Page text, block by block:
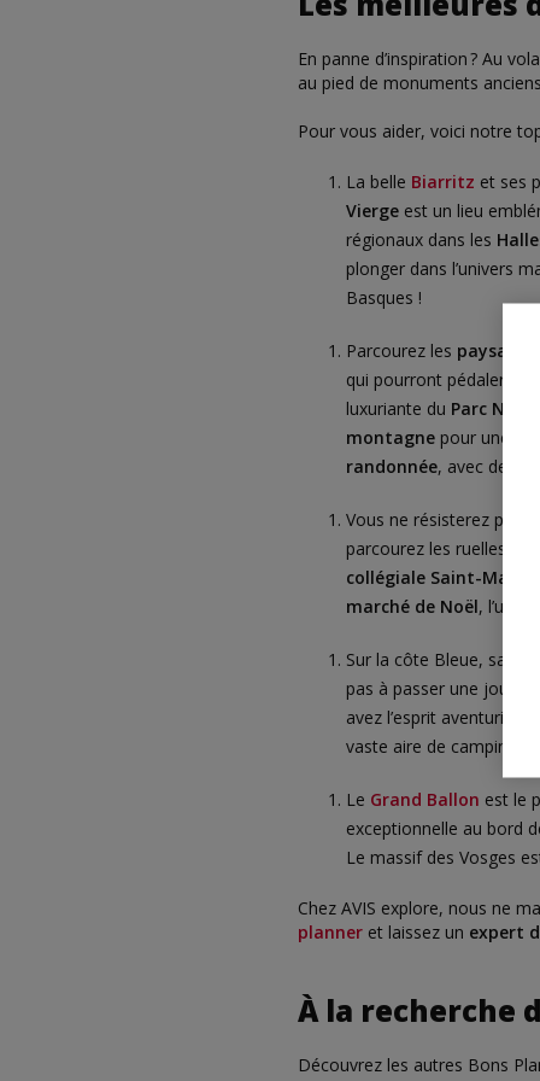
En panne d’inspiration ? Au
au pied de monuments
Pour vous aider, voici notre
La belle Biarritz et ses
Vierge est un lieu
régionaux dans les
plonger dans l’univers
Basques !
Parcourez les
qui pourront pédaler
luxuriante du Parc
montagne pour une
randonnée, avec de
Vous ne résisterez pas au
parcourez les ruelles du
collégiale Saint-Martin
marché de Noël, l’un
Sur la côte Bleue,
pas à passer une
avez l’esprit aventurier
vaste aire de camping-
Le Grand Ballon est le
exceptionnelle au bord
Le massif des Vosges
Chez AVIS explore, nous ne
planner et laissez un expert
À la recherche
Découvrez les autres Bons